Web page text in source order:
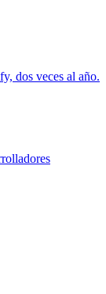
dos veces al año.